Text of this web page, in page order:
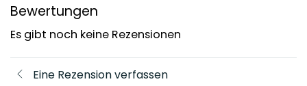
Bewertungen
Es gibt noch keine Rezensionen
Eine Rezension verfassen